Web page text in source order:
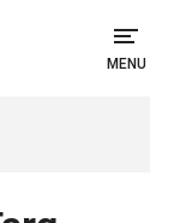
MENU